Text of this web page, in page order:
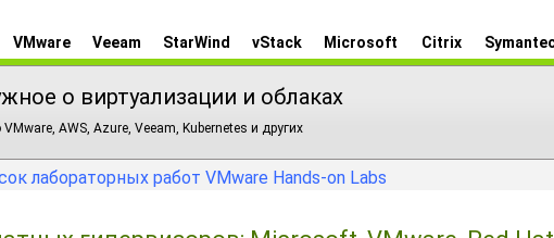
VMware Veeam StarWind vStack Microsoft Citrix
о виртуализации и облаках
VMware, AWS, Azure, Veeam, Kubernetes и других
лабораторных работ VMware Hands-on Labs